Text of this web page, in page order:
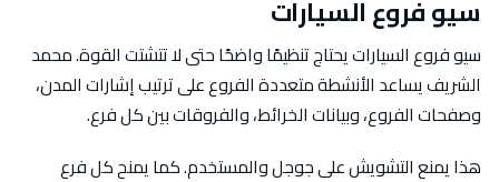
سيو فروع السيارات
سيو فروع السيارات يحتاج تنظيمًا واضحًا حتى لا تتشتت القوة. محمد
الشريف يساعد الأنشطة متعددة الفروع على ترتيب إشارات المدن،
وصفحات الفروع، وبيانات الخرائط، والفروقات بين كل فرع.
هذا يمنع التشويش على جوجل والمستخدم. كما يمنح كل فرع